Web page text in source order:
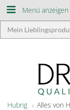
Menü anzeigen
Hubrig Alles von